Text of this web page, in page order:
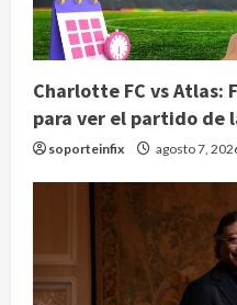
Charlotte FC vs Atlas:
para ver el partido de
soporteinfix agosto 7,